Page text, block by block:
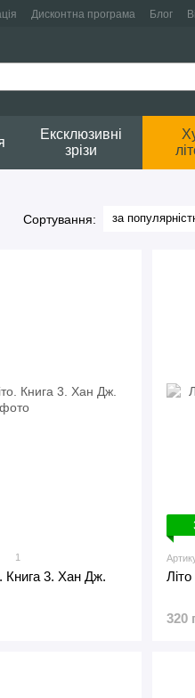
Дисконтна програма Блог
Ексклюзивні
зрізи
Сортування: за
1
Книга 3. Хан Дж.
320